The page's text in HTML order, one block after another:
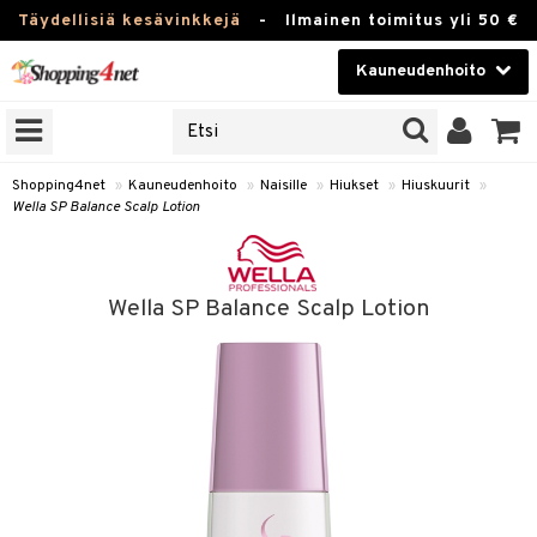
Täydellisiä kesävinkkejä - Ilmainen toimitus yli 50 €
Kauneudenhoito
Kauneudenhoito
Piilolinssit
Shopping4net » Kauneudenhoito » Naisille » Hiukset » Hiuskuurit »
Wella SP Balance Scalp Lotion
Wella SP Balance Scalp Lotion